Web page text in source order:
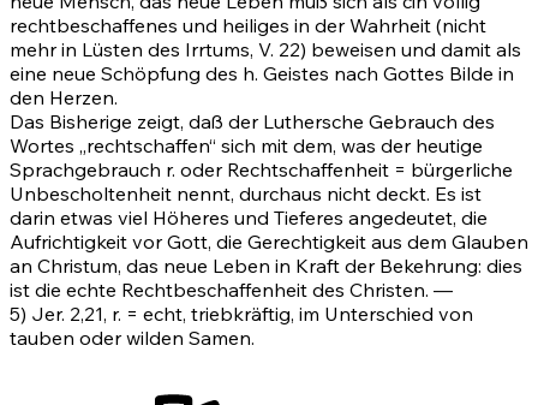
rechtbeschaffenes und heiliges in der Wahrheit (nicht
mehr in Lüsten des Irrtums, V. 22) beweisen und damit als
eine neue Schöpfung des h. Geistes nach Gottes Bilde in
den Herzen.
Das Bisherige zeigt, daß der Luthersche Gebrauch des
Wortes „rechtschaffen“ sich mit dem, was der heutige
Sprachgebrauch r. oder Rechtschaffenheit = bürgerliche
Unbescholtenheit nennt, durchaus nicht deckt. Es ist
darin etwas viel Höheres und Tieferes angedeutet, die
Aufrichtigkeit vor Gott, die Gerechtigkeit aus dem Glauben
an Christum, das neue Leben in Kraft der Bekehrung: dies
ist die echte Rechtbeschaffenheit des Christen. —
5) Jer. 2,21, r. = echt, triebkräftig, im Unterschied von
tauben oder wilden Samen.